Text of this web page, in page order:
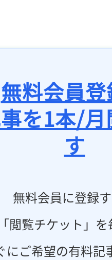
無料会員
を1本/
す
無料会員に登録
閲覧チケット」
にご希望の有料記